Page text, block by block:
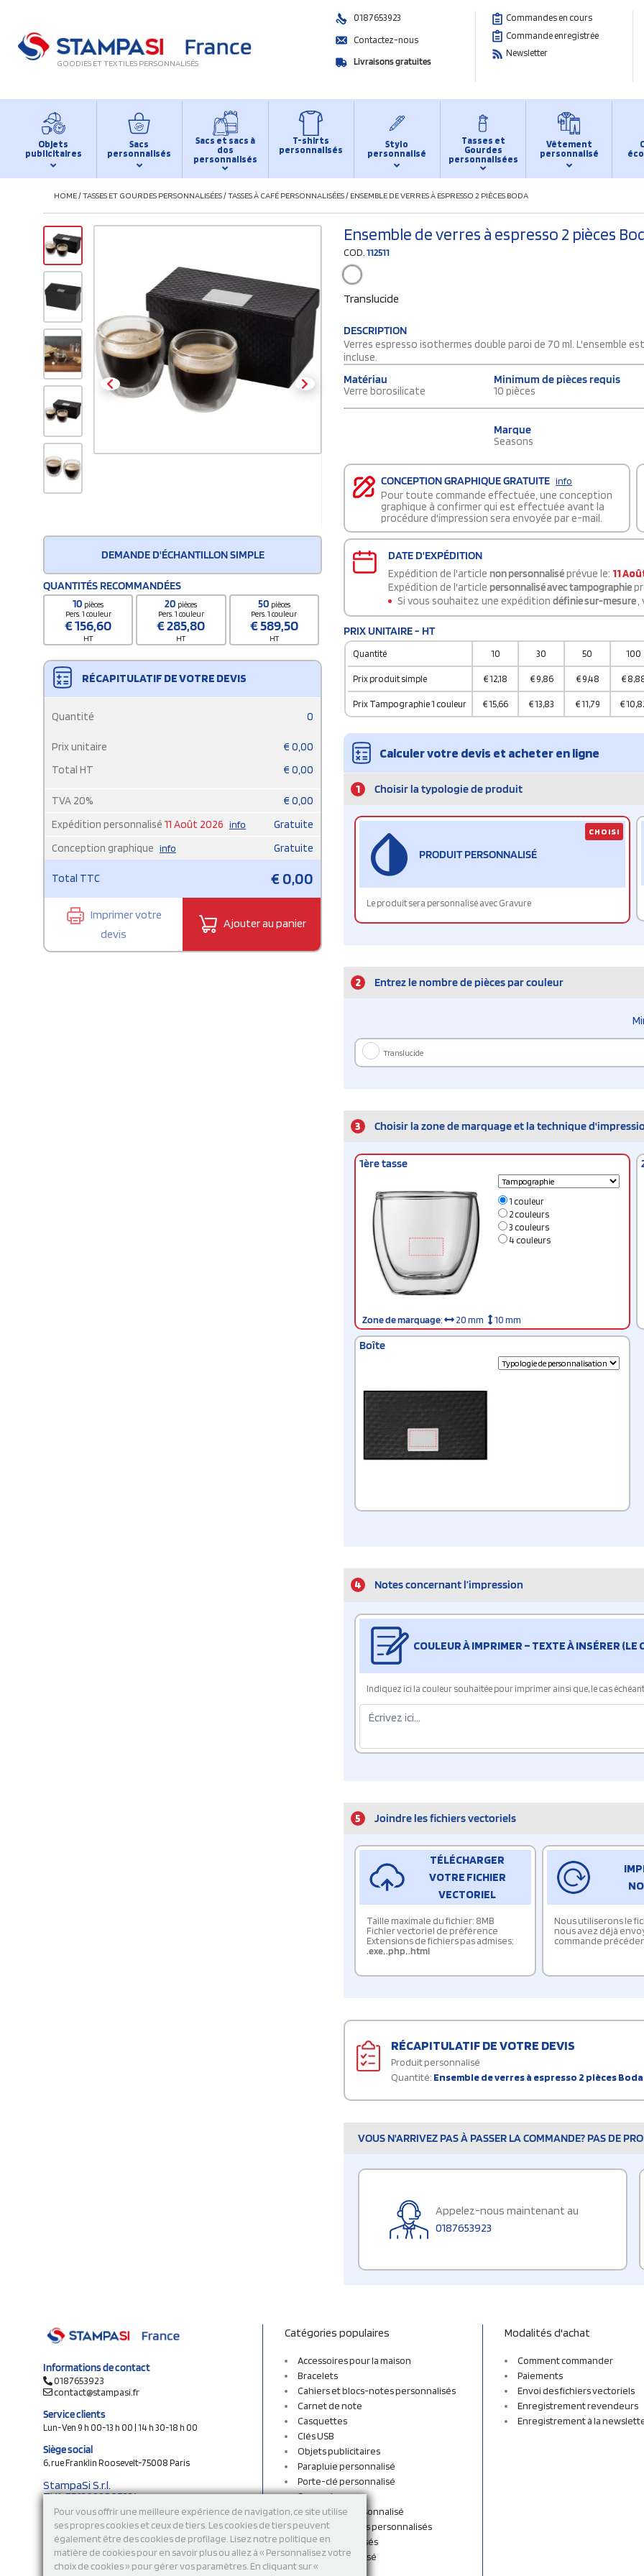
Pour vous offrir une meilleure expérience de navigation, ce site utilise
ses propres cookies et ceux de tiers. Les cookies de tiers peuvent
également être des cookies de profilage. Lisez notre politique en
matière de cookies pour en savoir plus ou allez à « Personnalisez votre
choix de cookies » pour gérer vos paramètres. En cliquant sur «
GOODIES ET TEXTILES PERSONNALISÉS
0187653923
Contactez-nous
Livraisons gratuites
Commandes en cours
Commande enregistrée
Newsletter
Objets
publicitaires
Sacs
personnalisés
Sacs et sacs à
dos
personnalisés
T-shirts
personnalisés
Stylo
personnalisé
Tasses et
Gourdes
personnalisées
Vêtement
personnalisé
HOME/TASSES ET GOURDES PERSONNALISÉES/TASSES À CAFÉ PERSONNALISÉES/ ENSEMBLE DE VERRES À ESPRESSO 2 PIÈCES BODA
DEMANDE D'ÉCHANTILLON SIMPLE
QUANTITÉS RECOMMANDÉES
10 pièces
Pers. 1 couleur
€156,60
HT
20 pièces
Pers. 1 couleur
€285,80
HT
50 pièces
Pers. 1 couleur
€589,50
HT
RÉCAPITULATIF DE VOTRE DEVIS
Quantité 0
Prix unitaire € 0,00
Total HT
€ 0,00
TVA 20% € 0,00
Expédition personnalisé 11 Août 2026 info
Gratuite
Conception graphique info Gratuite
Total TTC €0,00
Imprimer votre
devis
Ajouter au panier
Ensemble de verres à espresso 2 pièces
COD.112511
Translucide
DESCRIPTION
Verres espresso isothermes double paroi de 70 ml. L'ensemble
incluse.
Matériau
Verre borosilicate
Minimum de pièces requis
10 pièces
Marque
Seasons
CONCEPTION GRAPHIQUE GRATUITE info
Pour toute commande effectuée, une conception
graphique à confirmer qui est effectuée avant la
procédure d'impression sera envoyée par e-mail.
DATE D'EXPÉDITION
Expédition de l'article non personnaliséprévue le: 11
Expédition de l'article personnalisé avec tampographie
Si vous souhaitez une expédition définie sur-mesure,
PRIX UNITAIRE - HT
Quantité 10 30 50 100
Prix produit simple €12,18 € 9,86 € 9,48 €
Prix Tampographie 1 couleur €15,66 €13,83 €11,79 €
Calculer votre devis et acheter en ligne
1 Choisir la typologie de produit
PRODUIT PERSONNALISÉ
Le produit sera personnalisé avec Gravure
CHOISI
2 Entrez le nombre de pièces par couleur
Translucide
3 Choisir la zone de marquage et la technique
1ère tasse
1 couleur
2 couleurs
3 couleurs
4 couleurs
Zone de marquage: 20 mm 10 mm
Boîte
4 Notes concernant l’impression
COULEUR À IMPRIMER – TEXTE À INSÉRER (LE
Indiquez ici la couleur souhaitée pour imprimer ainsi que, le cas
5 Joindre les fichiers vectoriels
TÉLÉCHARGER
VOTRE FICHIER
VECTORIEL
Taille maximale du fichier: 8MB
Fichier vectoriel de préférence
Extensions de fichiers pas admises:
.exe,.php,.html
Nous utiliserons le
nous avez déjà
commande
RÉCAPITULATIF DE VOTRE DEVIS
Produit personnalisé
Quantité: Ensemble de verres à espresso 2 pièces Boda
VOUS N'ARRIVEZ PAS À PASSER LA COMMANDE? PAS DE
Appelez-nous maintenant au
0187653923
Informations de contact
0187653923
contact@stampasi.fr
Service clients
Lun-Ven 9 h 00-13 h 00 | 14 h 30-18 h 00
Siège social
6, rue Franklin Roosevelt-75008 Paris
StampaSi S.r.l.
TVA FR13922807334
N° Rea MI-2110632
Capital social € 250.000 i.v.
Découvrez notre catalogue en ligne
Catégories populaires
Accessoires pour la maison
Bracelets
Cahiers et blocs-notes personnalisés
Carnet de note
Casquettes
Clés USB
Objets publicitaires
Parapluie personnalisé
Porte-clé personnalisé
Sac cordon
Sac en tissu personnalisé
Sacs et sacs à dos personnalisés
Sacs personnalisés
Stylo personnalisé
Sweatshirts
Modalités d'achat
Comment commander
Paiements
Envoi des fichiers vectoriels
Enregistrement revendeurs
Enregistrement à la